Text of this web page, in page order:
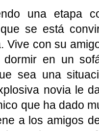
una etapa
se está
Vive con su
dormir en un
sea una
novia le
que ha dado
a los amigos